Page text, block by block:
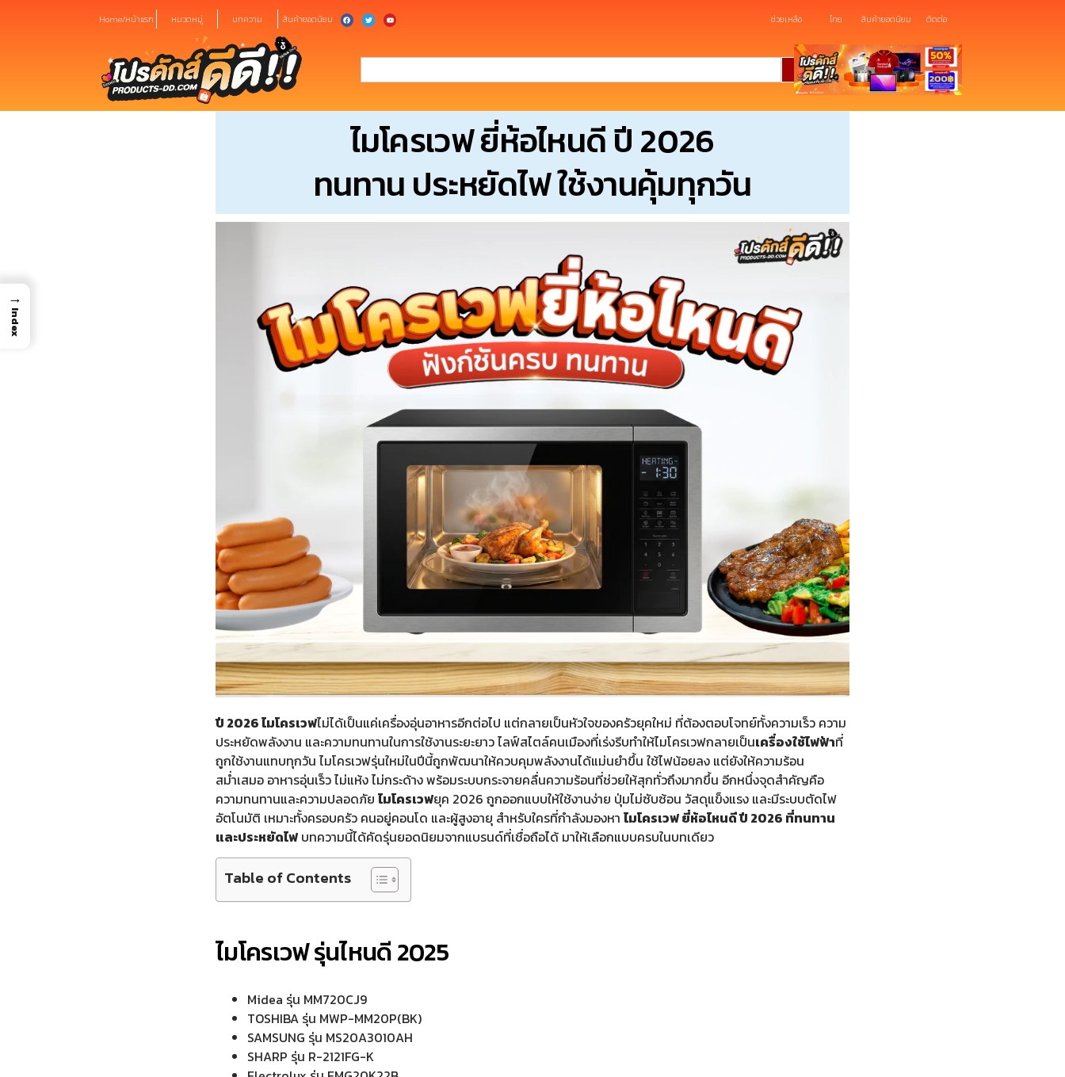
Home/หน้าแรก หมวดหมู่ บทความ สินค้ายอดนิยม ช่วยเหลือ ไทย สินค้ายอดนิยม ติดต่อ
ไมโครเวฟ ยี่ห้อไหนดี ปี 2026
ทนทาน ประหยัดไฟ ใช้งานคุ้มทุกวัน
ปี 2026 ไมโครเวฟไม่ได้เป็นแค่เครื่องอุ่นอาหารอีกต่อไป แต่กลายเป็นหัวใจของครัวยุคใหม่ ที่ต้องตอบโจทย์ทั้งความเร็ว ความ
ประหยัดพลังงาน และความทนทานในการใช้งานระยะยาว ไลฟ์สไตล์คนเมืองที่เร่งรีบทำให้ไมโครเวฟกลายเป็นเครื่องใช้ไฟฟ้าที่
ถูกใช้งานแทบทุกวัน ไมโครเวฟรุ่นใหม่ในปีนี้ถูกพัฒนาให้ควบคุมพลังงานได้แม่นยำขึ้น ใช้ไฟน้อยลง แต่ยังให้ความร้อน
สม่ำเสมอ อาหารอุ่นเร็ว ไม่แห้ง ไม่กระด้าง พร้อมระบบกระจายคลื่นความร้อนที่ช่วยให้สุกทั่วถึงมากขึ้น อีกหนึ่งจุดสำคัญคือ
ความทนทานและความปลอดภัย ไมโครเวฟยุค 2026 ถูกออกแบบให้ใช้งานง่าย ปุ่มไม่ซับซ้อน วัสดุแข็งแรง และมีระบบตัดไฟ
อัตโนมัติ เหมาะทั้งครอบครัว คนอยู่คอนโด และผู้สูงอายุ สำหรับใครที่กำลังมองหา ไมโครเวฟ ยี่ห้อไหนดี ปี 2026 ที่ทนทาน
และประหยัดไฟ บทความนี้ได้คัดรุ่นยอดนิยมจากแบรนด์ที่เชื่อถือได้ มาให้เลือกแบบครบในบทเดียว
Table of Contents
ไมโครเวฟ รุ่นไหนดี 2025
Midea รุ่น MM720CJ9
TOSHIBA รุ่น MWP-MM20P(BK)
SAMSUNG รุ่น MS20A3010AH
SHARP รุ่น R-2121FG-K
→
Index